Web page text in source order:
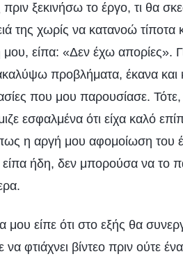
πριν ξεκινήσω το έργο, τι θα
της χωρίς να κατανοώ τίποτα
είπα: «Δεν έχω απορίες».
προβλήματα, έκανα και
που μου παρουσίασε.
εσφαλμένα ότι είχα καλό
η αργή μου αφομοίωση του
είπα ήδη, δεν μπορούσα να το
μου είπε ότι στο εξής θα
να φτιάχνει βίντεο πριν ούτε